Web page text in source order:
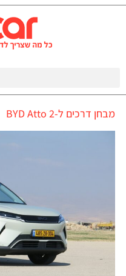
מבחן דרכים ל-BYD Atto 2